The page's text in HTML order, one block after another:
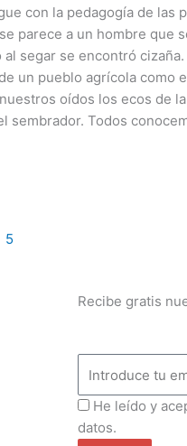
con la pedagogía de las
parece a un hombre que
al segar se encontró
un pueblo agrícola como
oídos los ecos de
sembrador. Todos
5
Recibe gratis
ProteccionDatos
He leído y
datos.